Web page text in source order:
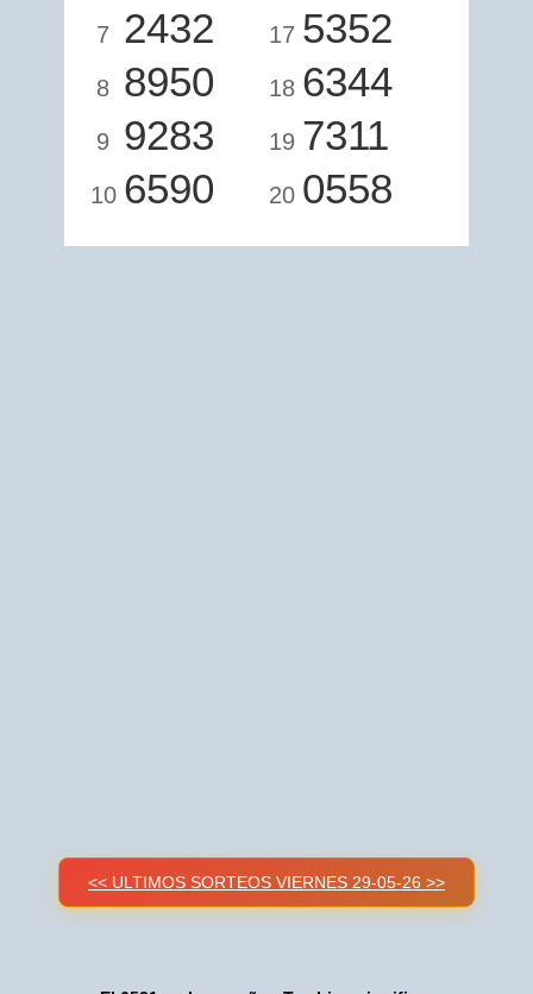
7 2432
8 8950
9 9283
10 6590
17 5352
18 6344
19 7311
20 0558
<< ULTIMOS SORTEOS VIERNES 29-05-26 >>